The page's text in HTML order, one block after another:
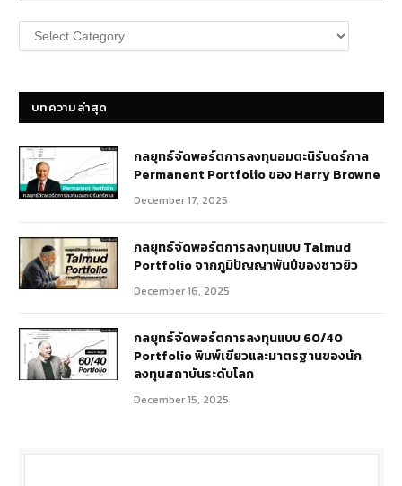
หมวด
หมู่
บทความล่าสุด
กลยุทธ์​จัดพอร์ตการลงทุนอมตะนิรันดร์กาล
Permanent Portfolio ของ Harry Browne
December 17, 2025
กลยุทธ์จัดพอร์ตการลงทุนแบบ Talmud
Portfolio จากภูมิปัญญาพันปีของชาวยิว
December 16, 2025
กลยุทธ์จัดพอร์ตการลงทุนแบบ 60/40
Portfolio พิมพ์เขียวและมาตรฐานของนัก
ลงทุนสถาบันระดับโลก
December 15, 2025